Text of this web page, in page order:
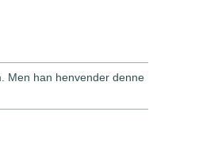
Men han henvender denne